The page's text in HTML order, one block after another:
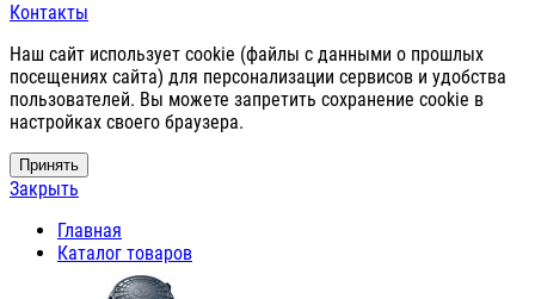
Контакты
Наш сайт использует cookie (файлы с данными о прошлых
посещениях сайта) для персонализации сервисов и удобства
пользователей. Вы можете запретить сохранение cookie в
настройках своего браузера.
Принять
Закрыть
Главная
Каталог товаров